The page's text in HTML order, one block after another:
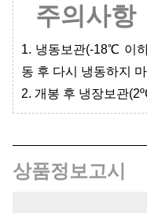
주의사항
1. 냉동보관(-18℃ 이
동 후 다시 냉동하지
2. 개봉 후 냉장보관(2
상품정보고시